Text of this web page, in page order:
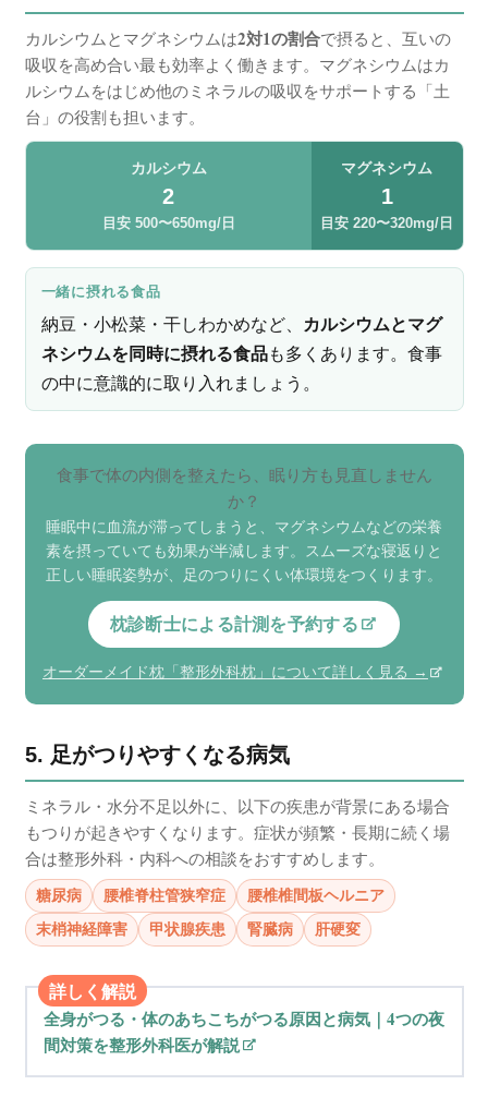
カルシウムとマグネシウムは2対1の割合で摂ると、互いの
吸収を高め合い最も効率よく働きます。マグネシウムはカ
ルシウムをはじめ他のミネラルの吸収をサポートする「土
台」の役割も担います。
カルシウム
2
目安 500〜650mg/日
マグネシウム
1
目安 220〜320mg/日
一緒に摂れる食品
納豆・小松菜・干しわかめなど、
カルシウムとマグ
ネシウムを同時に摂れる食品も多くあります。食事
の中に意識的に取り入れましょう。
食事で体の内側を整えたら、眠り方も見直しません
か？
睡眠中に血流が滞ってしまうと、マグネシウムなどの栄養
素を摂っていても効果が半減します。スムーズな寝返りと
正しい睡眠姿勢が、足のつりにくい体環境をつくります。
枕診断士による計測を予約する
オーダーメイド枕「整形外科枕」について詳しく見る →
5. 足がつりやすくなる病気
ミネラル・水分不足以外に、以下の疾患が背景にある場合
もつりが起きやすくなります。症状が頻繁・長期に続く場
合は整形外科・内科への相談をおすすめします。
糖尿病 腰椎脊柱管狭窄症
腰椎椎間板ヘルニア
末梢神経障害
甲状腺疾患 腎臓病 肝硬変
詳しく解説
全身がつる・体のあちこちがつる原因と病気｜4つの夜
間対策を整形外科医が解説